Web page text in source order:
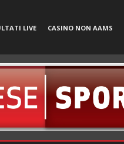
LIVE CASINO NON AAMS